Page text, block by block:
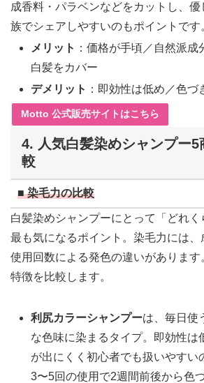
成香料・パラベンなどをカットし、
族でシェアしやすいのもポイントです
メリット ：価格が手頃／自然派成
白髪をカバー
デメリット ：即効性は低め／色づ
Motto 公式販売サイトはこちら
4. 人気白髪染めシャンプー5
較
■ 染毛力の比較
白髪染めシャンプーにとって「どれ
最も気になるポイント。染毛力には、
使用回数による発色の違いがありま
特徴を比較します。
利尻カラーシャンプーは、毎日使
な色味に染まるタイプ。即効性は
が出にくく初心者でも扱いやすい
3〜5回の使用で2週間前後から色